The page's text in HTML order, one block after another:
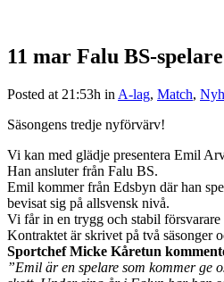
11 mar Falu BS-
Posted at 21:53h in A-lag, Match,
Säsongens tredje nyförvärv!
Vi kan med glädje presentera Emil
Han ansluter från Falu BS.
Emil kommer från Edsbyn där han
bevisat sig på allsvensk nivå.
Vi får in en trygg och stabil
Kontraktet är skrivet på två säsonger
Sportchef Micke Kåretun
”Emil är en spelare som kommer ge